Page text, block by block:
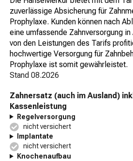
zuverlässige Absicherung für
Prophylaxe. Kunden können nach
eine umfassende Zahnversorgung in
von den Leistungen des Tarifs
hochwertige Versorgung für
Prophylaxe ist somit gewährleistet.
Stand 08.2026
Zahnersatz (auch im Ausland)
Kassenleistung
Regelversorgung
nicht versichert
Implantate
nicht versichert
Knochenaufbau